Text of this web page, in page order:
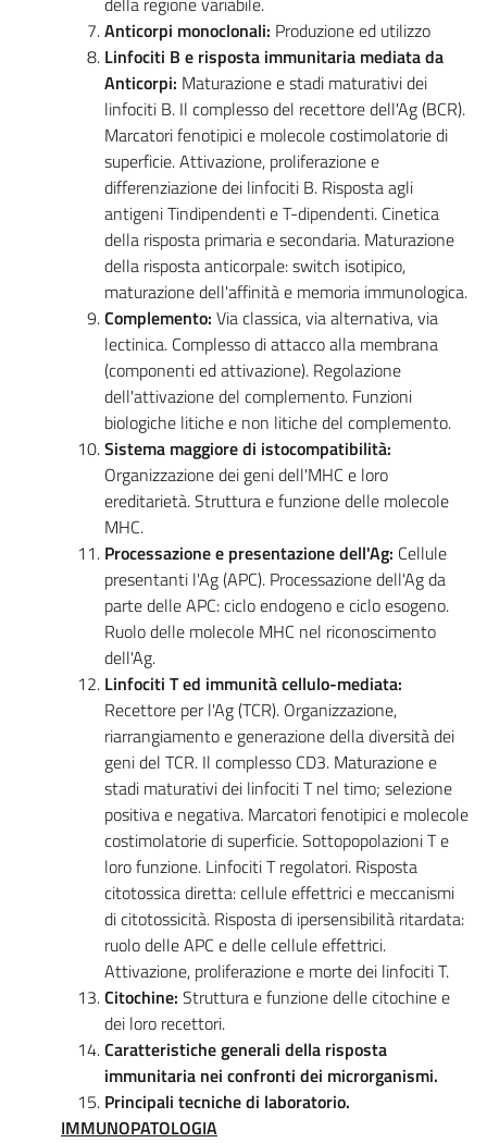
Anticorpi monoclonali: Produzione ed utilizzo
Linfociti B e risposta immunitaria mediata da
Anticorpi: Maturazione e stadi maturativi dei
linfociti B. Il complesso del recettore dell'Ag (BCR).
Marcatori fenotipici e molecole costimolatorie di
superficie. Attivazione, proliferazione e
differenziazione dei linfociti B. Risposta agli
antigeni Tindipendenti e T-dipendenti. Cinetica
della risposta primaria e secondaria. Maturazione
della risposta anticorpale: switch isotipico,
maturazione dell'affinità e memoria immunologica.
Complemento: Via classica, via alternativa, via
lectinica. Complesso di attacco alla membrana
(componenti ed attivazione). Regolazione
dell'attivazione del complemento. Funzioni
biologiche litiche e non litiche del complemento.
Sistema maggiore di istocompatibilità:
Organizzazione dei geni dell'MHC e loro
ereditarietà. Struttura e funzione delle molecole
MHC.
Processazione e presentazione dell'Ag: Cellule
presentanti l'Ag (APC). Processazione dell'Ag da
parte delle APC: ciclo endogeno e ciclo esogeno.
Ruolo delle molecole MHC nel riconoscimento
dell'Ag.
Linfociti T ed immunità cellulo-mediata:
Recettore per l'Ag (TCR). Organizzazione,
riarrangiamento e generazione della diversità dei
geni del TCR. Il complesso CD3. Maturazione e
stadi maturativi dei linfociti T nel timo; selezione
positiva e negativa. Marcatori fenotipici e molecole
costimolatorie di superficie. Sottopopolazioni T e
loro funzione. Linfociti T regolatori. Risposta
citotossica diretta: cellule effettrici e meccanismi
di citotossicità. Risposta di ipersensibilità ritardata:
ruolo delle APC e delle cellule effettrici.
Attivazione, proliferazione e morte dei linfociti T.
Citochine: Struttura e funzione delle citochine e
dei loro recettori.
Caratteristiche generali della risposta
immunitaria nei confronti dei microrganismi.
Principali tecniche di laboratorio.
IMMUNOPATOLOGIA